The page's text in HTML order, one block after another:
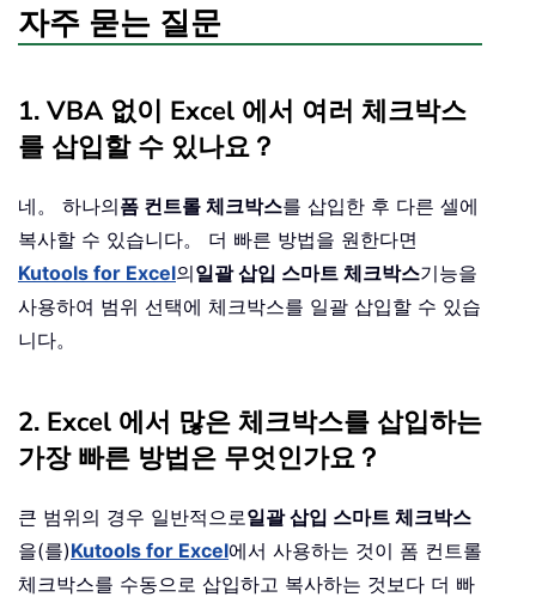
자주 묻는 질문
1. VBA 없이 Excel 에서 여러 체크박스
를 삽입할 수 있나요？
네。 하나의폼 컨트롤 체크박스를 삽입한 후 다른 셀에
복사할 수 있습니다。 더 빠른 방법을 원한다면
Kutools for Excel의일괄 삽입 스마트 체크박스기능을
사용하여 범위 선택에 체크박스를 일괄 삽입할 수 있습
니다。
2. Excel 에서 많은 체크박스를 삽입하는
가장 빠른 방법은 무엇인가요？
큰 범위의 경우 일반적으로일괄 삽입 스마트 체크박스
을(를)Kutools for Excel에서 사용하는 것이 폼 컨트롤
체크박스를 수동으로 삽입하고 복사하는 것보다 더 빠